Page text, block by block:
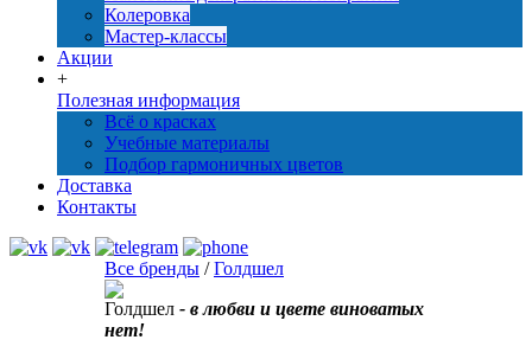
Колеровка
Мастер-классы
Акции
+
Полезная информация
Всё о красках
Учебные материалы
Подбор гармоничных цветов
Доставка
Контакты
Все бренды /Голдшел
Голдшел - в любви и цвете виноватых
нет!